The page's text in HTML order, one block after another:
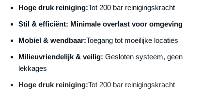
Hoge druk reiniging:Tot 200 bar reinigingskracht
Stil & efficiënt: Minimale overlast voor omgeving
Mobiel & wendbaar:Toegang tot moeilijke locaties
Milieuvriendelijk & veilig: Gesloten systeem, geen
lekkages
Hoge druk reiniging:Tot 200 bar reinigingskracht